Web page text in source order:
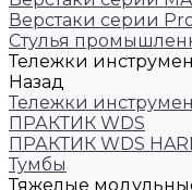
Верстаки серии
Стулья
Тележки
Назад
Тележки
ПРАКТИК WDS
ПРАКТИК WDS
Тумбы
Тяжелые